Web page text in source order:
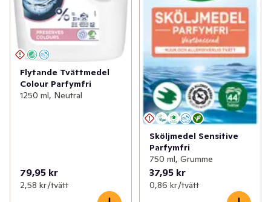
Flytande Tvättmedel
Colour Parfymfri
1250 ml, Neutral
79,95 kr
2,58 kr /tvätt
Sköljmedel Sensitive
Parfymfri
750 ml, Grumme
37,95 kr
0,86 kr /tvätt